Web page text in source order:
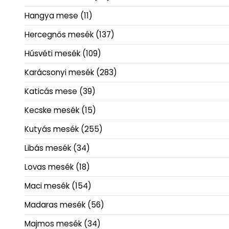
Hangya mese (11)
Hercegnős mesék (137)
Húsvéti mesék (109)
Karácsonyi mesék (283)
Katicás mese (39)
Kecske mesék (15)
Kutyás mesék (255)
Libás mesék (34)
Lovas mesék (18)
Maci mesék (154)
Madaras mesék (56)
Majmos mesék (34)